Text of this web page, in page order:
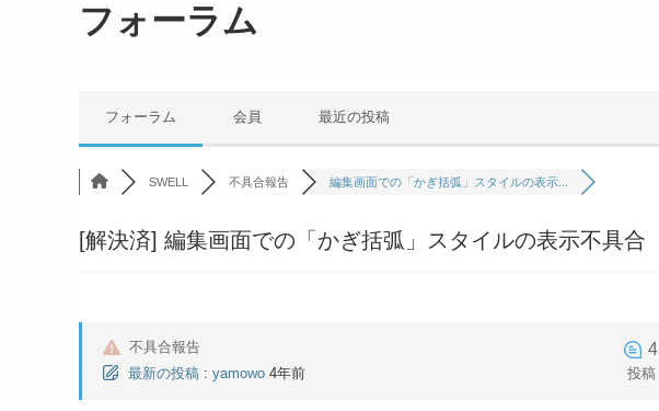
フォーラム
フォーラム 会員 最近の投稿
SWELL 不具合報告 編集画面での「かぎ括弧」スタイルの表示...
[解決済] 編集画面での「かぎ括弧」スタイルの表示不具合
不具合報告
最新の投稿 : yamowo 4年前
4
投稿